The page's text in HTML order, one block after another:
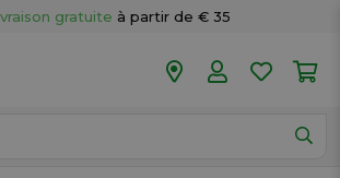
gratuite à partir de € 35
50 magasins